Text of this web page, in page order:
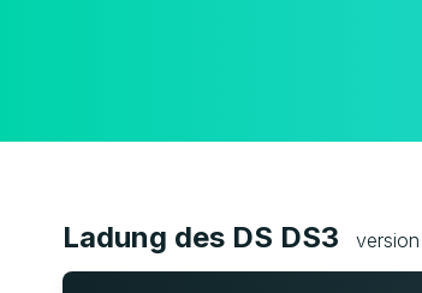
Ladung des DS DS3